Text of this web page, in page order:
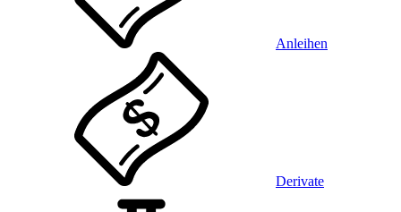
Anleihen
Derivate